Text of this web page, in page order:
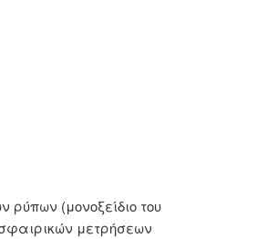
(μονοξείδιο του
μετρήσεων